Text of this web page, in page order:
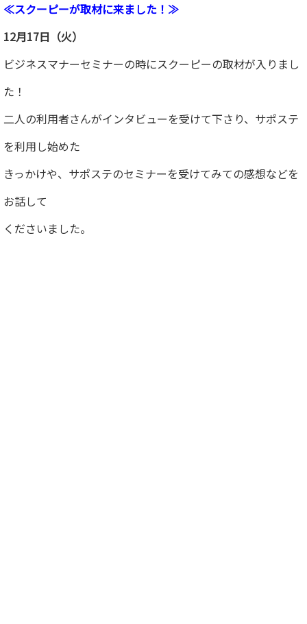
≪スクーピーが取材に来ました！≫
12月17日（火）
ビジネスマナーセミナーの時にスクーピーの取材が入りまし
た！
二人の利用者さんがインタビューを受けて下さり、サポステ
を利用し始めた
きっかけや、サポステのセミナーを受けてみての感想などを
お話して
くださいました。